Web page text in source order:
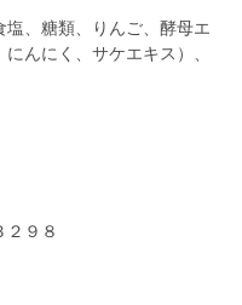
、糖類、りんご、酵母エ
んにく、サケエキス）、
９８